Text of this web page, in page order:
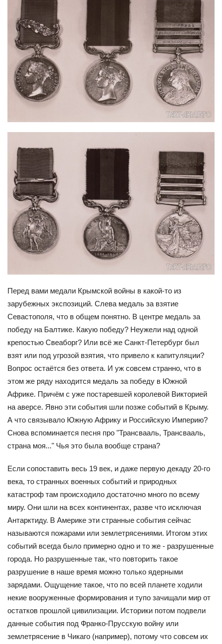
Перед вами медали Крымской войны в какой-то из
зарубежных экспозиций. Слева медаль за взятие
Севастополя, что в общем понятно. В центре медаль за
победу на Балтике. Какую победу? Неужели над одной
крепостью Свеаборг? Или всё же Санкт-Петербург был
взят или под угрозой взятия, что привело к капитуляции?
Вопрос остаётся без ответа. И уж совсем странно, что в
этом же ряду находится медаль за победу в Южной
Африке. Причём с уже постаревшей королевой Викторией
на аверсе. Явно эти события шли позже событий в Крыму.
А что связывало Южную Африку и Российскую Империю?
Снова вспоминается песня про "Трансвааль, Трансвааль,
страна моя..." Чья это была вообще страна?
Если сопоставить весь 19 век, и даже первую декаду 20-го
века, то странных военных событий и природных
катастроф там происходило достаточно много по всему
миру. Они шли на всех континентах, разве что исключая
Антарктиду. В Америке эти странные события сейчас
называются пожарами или землетрясениями. Итогом этих
событий всегда было примерно одно и то же - разрушенные
города. Но разрушенные так, что повторить такое
разрушение в наше время можно только ядерными
зарядами. Ощущение такое, что по всей планете ходили
некие вооруженные формирования и тупо зачищали мир от
остатков прошлой цивилизации. Историки потом подвели
данные события под Франко-Прусскую войну или
землетрясение в Чикаго (например), потому что совсем их